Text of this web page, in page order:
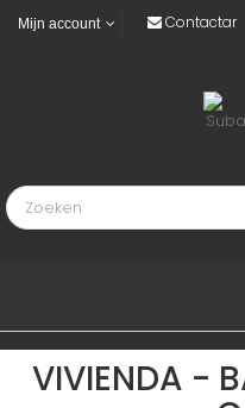
Mijn account Contactar
LANDGOED
VIVIENDA -